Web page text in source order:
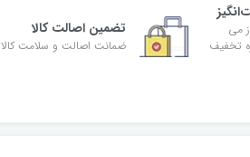
می
تخفیف
تضمین اصالت کالا
ضمانت اصالت و سلامت کالا